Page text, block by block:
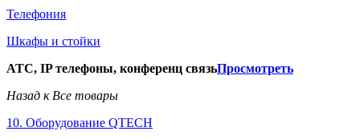
Телефония
Шкафы и стойки
АТС, IP телефоны, конференц связьПросмотреть
Назад к Все товары
10. Оборудование QTECH